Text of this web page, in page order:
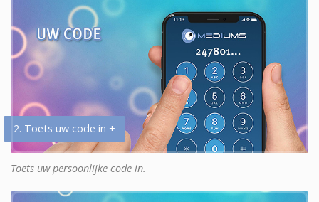
2. Toets uw code in +
Toets uw persoonlijke code in.